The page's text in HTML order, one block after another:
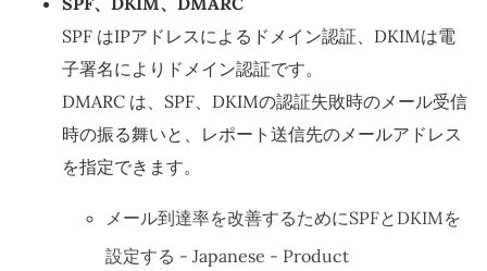
SPF はIPアドレスによるドメイン認証、DKIMは電
子署名によりドメイン認証です。
DMARC は、SPF、DKIMの認証失敗時のメール受信
時の振る舞いと、レポート送信先のメールアドレス
を指定できます。
メール到達率を改善するためにSPFとDKIMを
設定する - Japanese - Product